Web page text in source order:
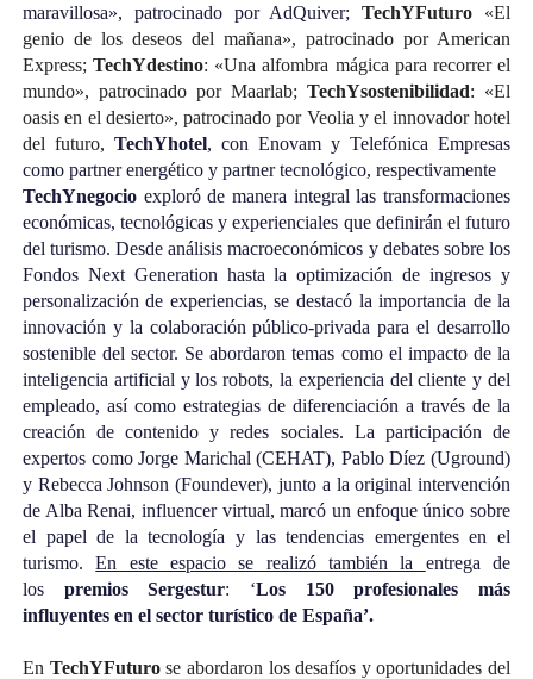
maravillosa», patrocinado por AdQuiver;TechYFuturo «El
genio de los deseos del mañana», patrocinado por American
Express;TechYdestino: «Una alfombra mágica para recorrer el
mundo», patrocinado por Maarlab;TechYsostenibilidad: «El
oasis en el desierto», patrocinado por Veolia y el innovador hotel
del futuro, TechYhotel, con Enovam y Telefónica Empresas
como partner energético y partner tecnológico, respectivamente
TechYnegocioexploró de manera integral las transformaciones
económicas, tecnológicas y experienciales que definirán el futuro
del turismo. Desde análisis macroeconómicos y debates sobre los
Fondos Next Generation hasta la optimización de ingresos y
personalización de experiencias, se destacó la importancia de la
innovación y la colaboración público-privada para el desarrollo
sostenible del sector. Se abordaron temas como el impacto de la
inteligencia artificial y los robots, la experiencia del cliente y del
empleado, así como estrategias de diferenciación a través de la
creación de contenido y redes sociales. La participación de
expertos como Jorge Marichal (CEHAT), Pablo Díez (Uground)
y Rebecca Johnson (Foundever), junto a la original intervención
de Alba Renai, influencer virtual, marcó un enfoque único sobre
el papel de la tecnología y las tendencias emergentes en el
turismo.En este espacio se realizó también la entrega de
los premios Sergestur: ‘Los 150 profesionales más
influyentes en el sector turístico de España’.
En TechYFuturose abordaron los desafíos y oportunidades del